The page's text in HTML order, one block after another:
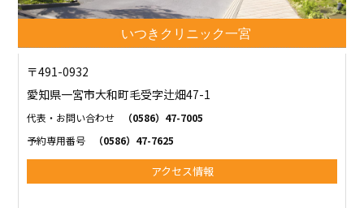
いつきクリニック一宮
〒491-0932
愛知県一宮市大和町毛受字辻畑47-1
代表・お問い合わせ
（0586）47-7005
予約専用番号
（0586）47-7625
アクセス情報